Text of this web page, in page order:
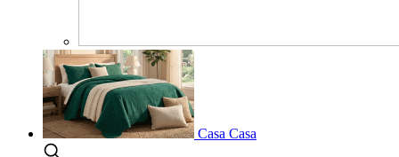
Casa Casa